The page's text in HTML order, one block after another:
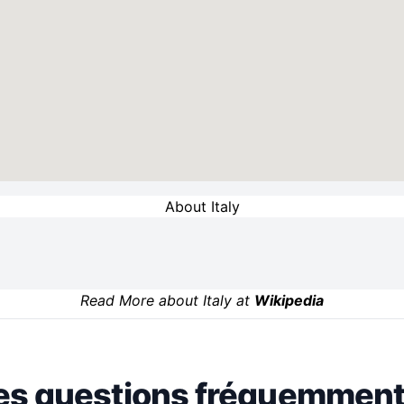
About Italy
Read More about Italy at Wikipedia
questions